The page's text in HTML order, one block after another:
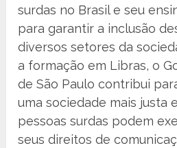
surdas no Brasil e seu
para garantir a inclusão
diversos setores da
a formação em Libras, o
de São Paulo contribui
uma sociedade mais justa
pessoas surdas podem
seus direitos de